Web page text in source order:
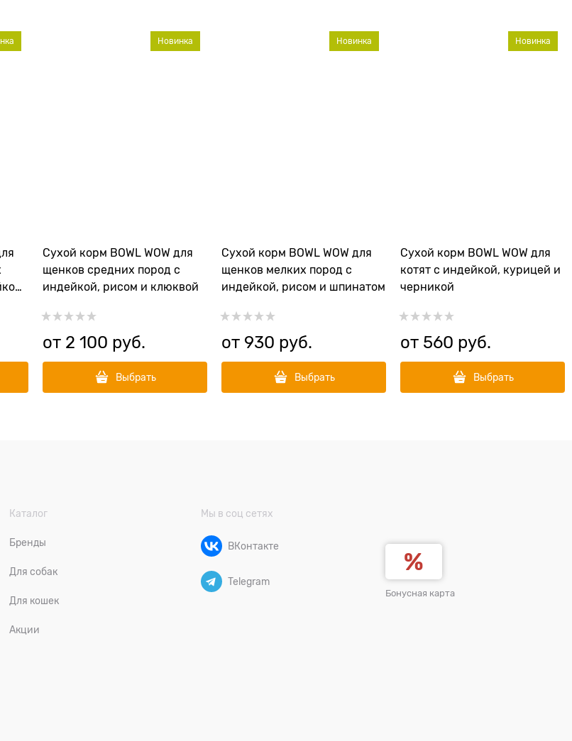
Сухой корм BOWL WOW для
щенков средних пород с
индейкой, рисом и клюквой
Новинка
от 2 100 руб.
Выбрать
Сухой корм BOWL WOW для
щенков мелких пород с
индейкой, рисом и шпинатом
Новинка
от 930 руб.
Выбрать
Сухой корм BOWL WOW для
котят с индейкой, курицей и
черникой
Новинка
от 560 руб.
Выбрать
Каталог
Бренды
Для собак
Для кошек
Акции
Мы в соц сетях
ВКонтакте
Telegram
Бонусная карта